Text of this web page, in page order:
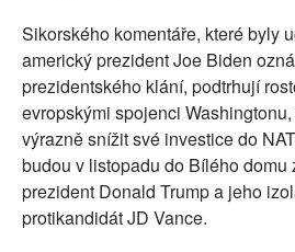
Sikorského komentáře, které byly
americký prezident Joe Biden
prezidentského klání, podtrhují
evropskými spojenci
výrazně snížit své investice do
budou v listopadu do Bílého domu
prezident Donald Trump a jeho
protikandidát JD Vance.